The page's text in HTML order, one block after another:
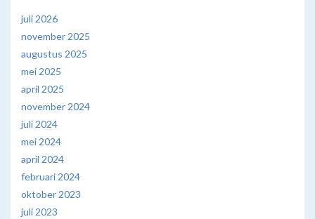
juli 2026
november 2025
augustus 2025
mei 2025
april 2025
november 2024
juli 2024
mei 2024
april 2024
februari 2024
oktober 2023
juli 2023